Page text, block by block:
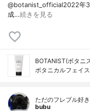
@botanist_official2022年3
成…続きを見る
BOTANIST(ボタニ
ボタニカルフェイ
ただのフレブル好
bubu